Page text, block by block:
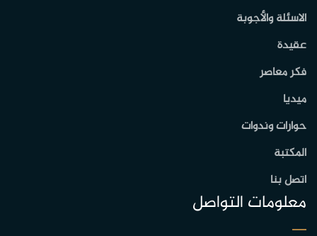
الاسئلة والأجوبة
عقيدة
فكر معاصر
ميديا
حوارات وندوات
المكتبة
اتصل بنا
معلومات التواصل